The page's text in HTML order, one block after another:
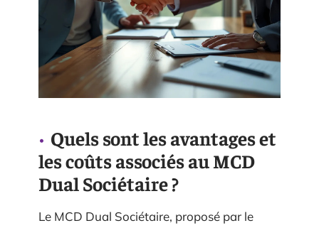
Quels sont les avantages et
les coûts associés au MCD
Dual Sociétaire ?
Le MCD Dual Sociétaire, proposé par le